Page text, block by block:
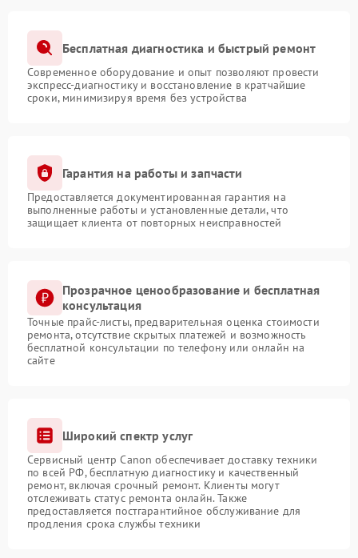
Бесплатная диагностика и быстрый ремонт
Современное оборудование и опыт позволяют провести
экспресс-диагностику и восстановление в кратчайшие
сроки, минимизируя время без устройства
Гарантия на работы и запчасти
Предоставляется документированная гарантия на
выполненные работы и установленные детали, что
защищает клиента от повторных неисправностей
Прозрачное ценообразование и бесплатная
консультация
Точные прайс-листы, предварительная оценка стоимости
ремонта, отсутствие скрытых платежей и возможность
бесплатной консультации по телефону или онлайн на
сайте
Широкий спектр услуг
Сервисный центр Canon обеспечивает доставку техники
по всей РФ, бесплатную диагностику и качественный
ремонт, включая срочный ремонт. Клиенты могут
отслеживать статус ремонта онлайн. Также
предоставляется постгарантийное обслуживание для
продления срока службы техники